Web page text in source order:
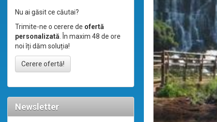
Nu ai găsit ce căutai?
Trimite-ne o cerere de ofertă
personalizată. În maxim 48 de ore
noi îți dăm soluția!
Cerere ofertă!
Newsletter